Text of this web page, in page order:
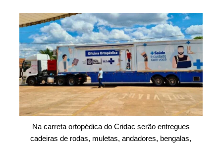
Na carreta ortopédica do Cridac serão entregues
cadeiras de rodas, muletas, andadores, bengalas,